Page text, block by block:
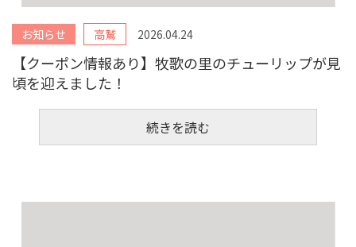
お知らせ 高鷲 2026.04.24
【クーポン情報あり】牧歌の里のチューリップが見
頃を迎えました！
続きを読む